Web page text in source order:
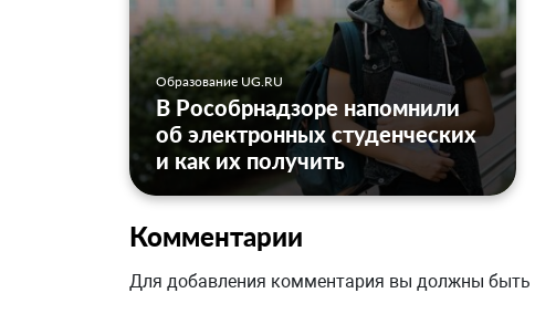
Образование UG.RU
В Рособрнадзоре напомнили
об электронных студенческих
и как их получить
Комментарии
Для добавления комментария вы должны быть